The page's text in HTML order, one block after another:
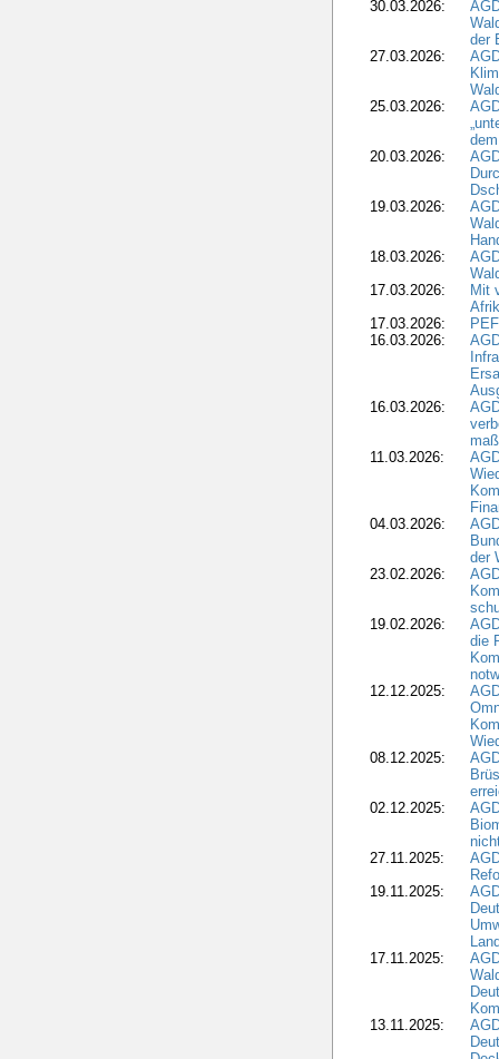
30.03.2026:
der
27.03.2026:
25.03.2026:
20.03.2026:
19.03.2026:
18.03.2026:
17.03.2026:
Mit
17.03.2026:
16.03.2026:
16.03.2026:
11.03.2026:
04.03.2026:
der
23.02.2026:
19.02.2026:
die
12.12.2025:
08.12.2025:
02.12.2025:
27.11.2025:
19.11.2025:
17.11.2025:
13.11.2025: